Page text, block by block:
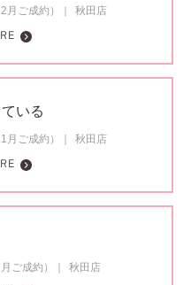
ご成約）
秋田店
いる
ご成約）
秋田店
ご成約）
秋田店